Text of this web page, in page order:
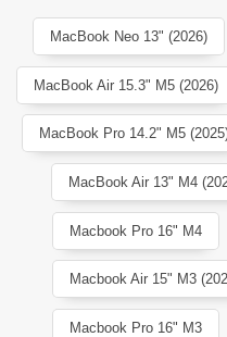
MacBook Neo 13" (2026)
MacBook Air 15.3" M5 (2026)
MacBook Pro 14.2" M5
MacBook Air 13" M4
Macbook Pro 16" M4
Macbook Air 15" M3
Macbook Pro 16" M3